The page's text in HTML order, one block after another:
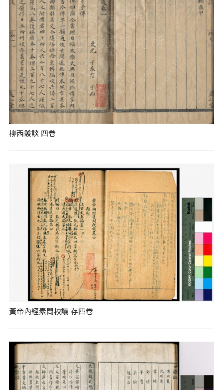
柳西叢談 四卷
黃帝內經素問校議 存四卷